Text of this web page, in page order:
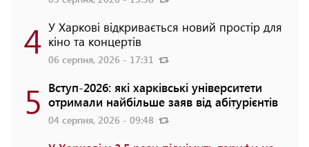
4 У Харкові відкривається новий простір для
кіно та концертів
06 серпня, 2026 - 17:31
5 Вступ-2026: які харківські університети
отримали найбільше заяв від абітурієнтів
04 серпня, 2026 - 09:48